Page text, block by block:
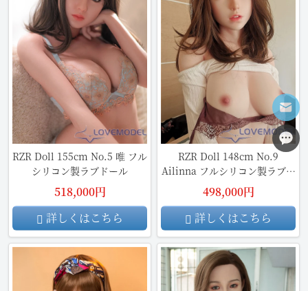
RZR Doll 155cm No.5 唯 フル
シリコン製ラブドール
518,000円
詳しくはこちら
RZR Doll 148cm No.9
Ailinna フルシリコン製ラブド
ール
498,000円
詳しくはこちら